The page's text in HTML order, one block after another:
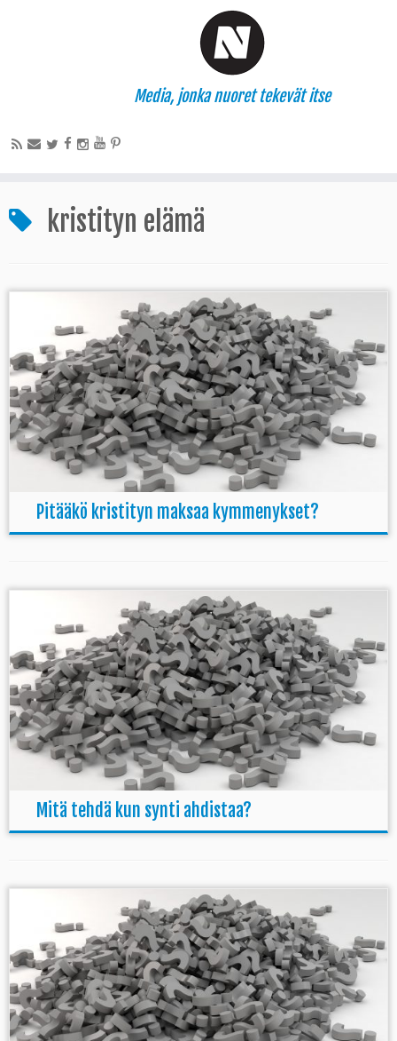
Media, jonka nuoret tekevät itse
kristityn elämä
Pitääkö kristityn maksaa kymmenykset?
Mitä tehdä kun synti ahdistaa?